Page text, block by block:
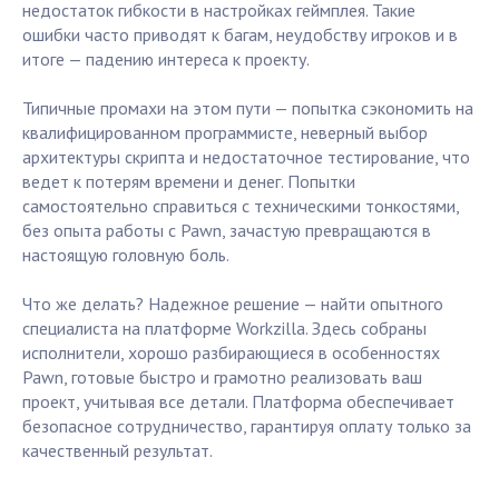
недостаток гибкости в настройках геймплея. Такие
ошибки часто приводят к багам, неудобству игроков и в
итоге — падению интереса к проекту.
Типичные промахи на этом пути — попытка сэкономить на
квалифицированном программисте, неверный выбор
архитектуры скрипта и недостаточное тестирование, что
ведет к потерям времени и денег. Попытки
самостоятельно справиться с техническими тонкостями,
без опыта работы с Pawn, зачастую превращаются в
настоящую головную боль.
Что же делать? Надежное решение — найти опытного
специалиста на платформе Workzilla. Здесь собраны
исполнители, хорошо разбирающиеся в особенностях
Pawn, готовые быстро и грамотно реализовать ваш
проект, учитывая все детали. Платформа обеспечивает
безопасное сотрудничество, гарантируя оплату только за
качественный результат.